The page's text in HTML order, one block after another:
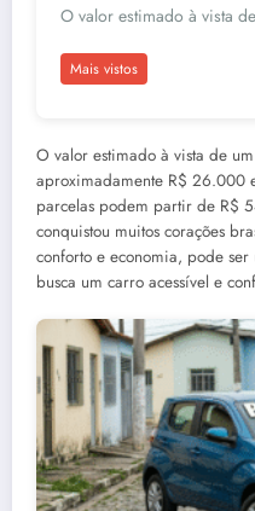
O valor estimado à vista
Mais vistos
O valor estimado à vista de
aproximadamente R$ 26.000
parcelas podem partir de R$
conquistou muitos corações
conforto e economia, pode
busca um carro acessível e